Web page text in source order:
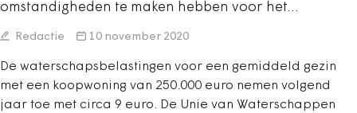
omstandigheden te maken hebben voor het…
Redactie 10 november 2020
De waterschapsbelastingen voor een gemiddeld gezin
met een koopwoning van 250.000 euro nemen volgend
jaar toe met circa 9 euro. De Unie van Waterschappen